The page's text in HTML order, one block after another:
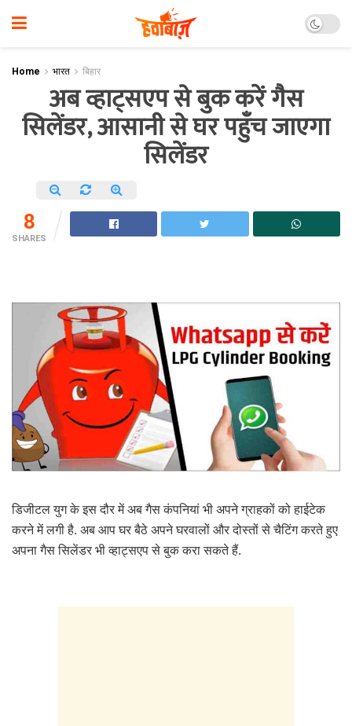
Home भारत बिहार
अब व्हाट्सएप से बुक करें गैस
सिलेंडर, आसानी से घर पहुँच जाएगा
सिलेंडर
8
SHARES
डिजीटल युग के इस दौर में अब गैस कंपनियां भी अपने ग्राहकों को हाईटेक
करने में लगी है. अब आप घर बैठे अपने घरवालों और दोस्तों से चैटिंग करते हुए
अपना गैस सिलेंडर भी व्हाट्सएप से बुक करा सकते हैं.